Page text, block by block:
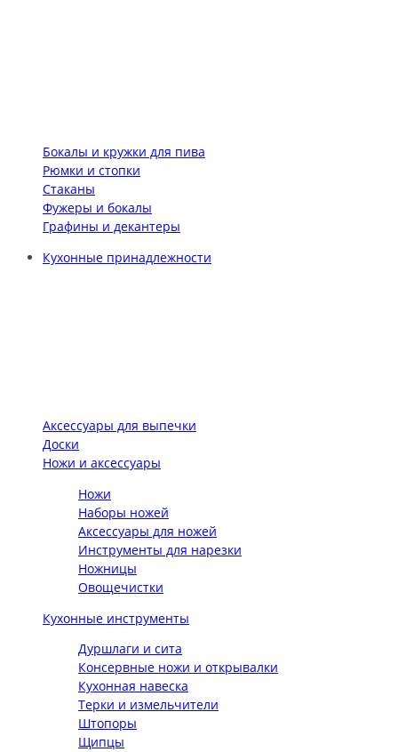
Бокалы и кружки для пива
Рюмки и стопки
Стаканы
Фужеры и бокалы
Графины и декантеры
Кухонные принадлежности
Аксессуары для выпечки
Доски
Ножи и аксессуары
Ножи
Наборы ножей
Аксессуары для ножей
Инструменты для нарезки
Ножницы
Овощечистки
Кухонные инструменты
Дуршлаги и сита
Консервные ножи и открывалки
Кухонная навеска
Терки и измельчители
Штопоры
Щипцы